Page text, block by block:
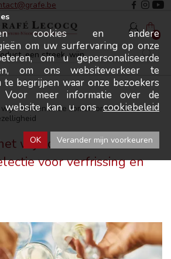
0
drinken in de zomer: onze selectie
wijn drinken in de
voor verfrissing en
cookies en andere
om uw surfervaring op onze
om u gepersonaliseerde
om ons websiteverkeer te
te begrijpen waar onze bezoekers
Voor meer informatie over de
website kan u onscookiebeleid
OK Verander mijn voorkeuren